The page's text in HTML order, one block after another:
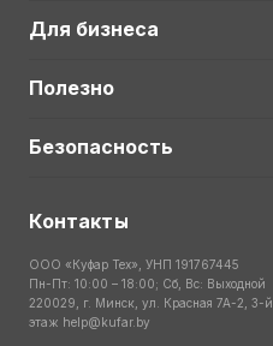
Для бизнеса
Полезно
Безопасность
Контакты
ООО «Куфар Тех», УНП 191767445
Пн-Пт: 10:00 – 18:00; Сб, Вс: Выходной
220029, г. Минск, ул. Красная 7А-2, 3-й
этаж help@kufar.by